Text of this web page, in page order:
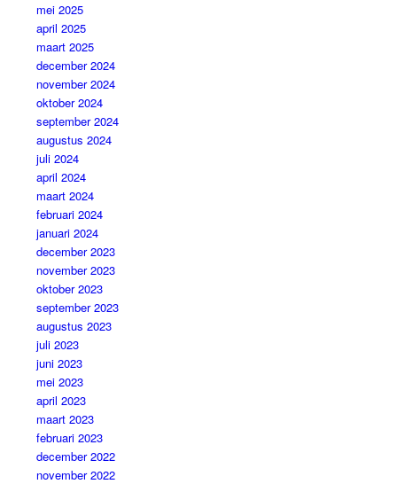
mei 2025
april 2025
maart 2025
december 2024
november 2024
oktober 2024
september 2024
augustus 2024
juli 2024
april 2024
maart 2024
februari 2024
januari 2024
december 2023
november 2023
oktober 2023
september 2023
augustus 2023
juli 2023
juni 2023
mei 2023
april 2023
maart 2023
februari 2023
december 2022
november 2022